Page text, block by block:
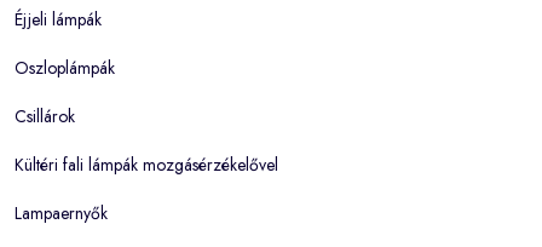
Éjjeli lámpák
Oszloplámpák
Csillárok
Kültéri fali lámpák mozgásérzékelővel
Lampaernyők